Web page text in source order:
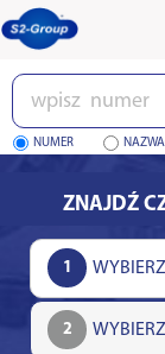
Wpisz
numer
NUMER NAZWA
ZNAJDŹ
1
2